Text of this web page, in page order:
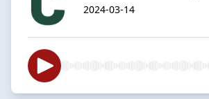
2024-03-14